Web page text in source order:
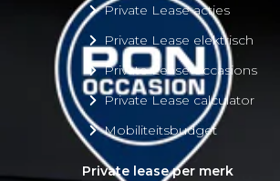
Private Lease acties
Private Lease elektrisch
Private Lease occasions
Private Lease calculator
Mobiliteitsbudget
Private lease per merk